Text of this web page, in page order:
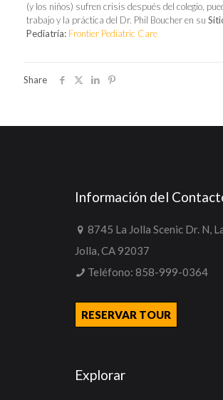
(y los niños) sufren crisis después del colegio,
trabajo y la práctica del Dr. Phil Boucher en su
Pediatría: Frontier Pediatric Care
Share
Información del
8745 La Jolla Scenic Dr. N,
Jolla, CA 92037
Teléfono: 858-999-0364
RESERVAR TOUR
Explorar